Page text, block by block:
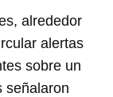
alrededor
alertas
sobre un
señalaron